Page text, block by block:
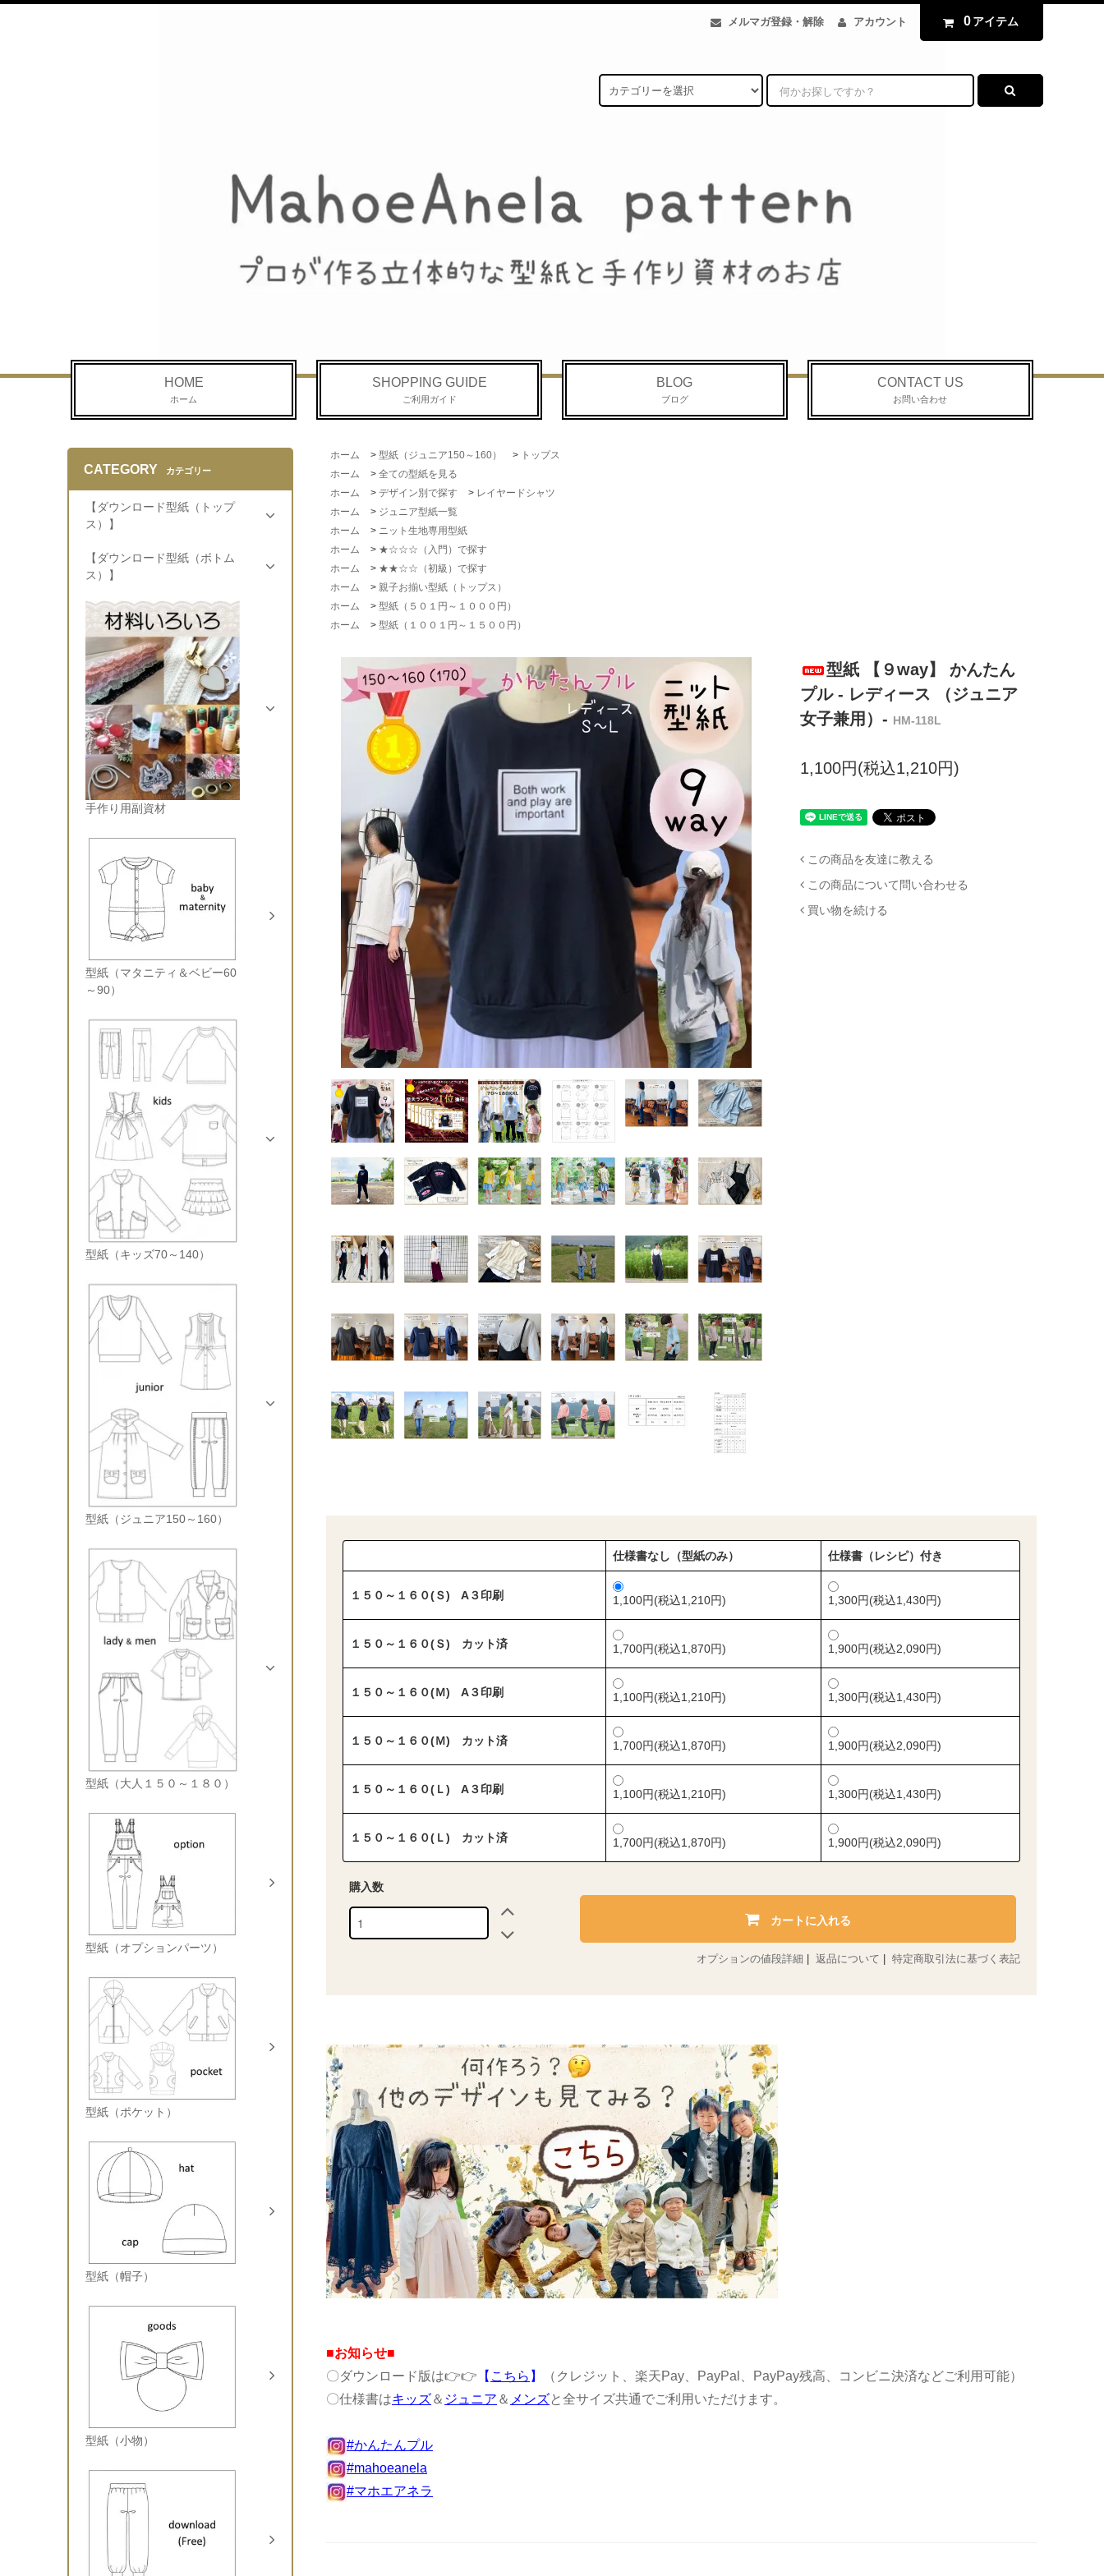
メルマガ登録・解除 アカウント 0 アイテム
HOME
ホーム
SHOPPING GUIDE
ご利用ガイド
BLOG
ブログ
CONTACT US
お問い合わせ
ホーム > 型紙（ジュニア150～160） > トップス
ホーム
> 全ての型紙を見る
ホーム
> デザイン別で探す > レイヤードシャツ
ホーム
> ジュニア型紙一覧
ホーム
> ニット生地専用型紙
ホーム
> ★☆☆☆（入門）で探す
ホーム
> ★★☆☆（初級）で探す
ホーム
> 親子お揃い型紙（トップス）
ホーム
> 型紙（５０１円～１０００円）
ホーム
> 型紙（１００１円～１５００円）
型紙 【９way】 かんたん
プル - レディース （ジュニア
女子兼用）- HM-118L
1,100円(税込1,210円)
この商品を友達に教える
この商品について問い合わせる
買い物を続ける
仕様書なし（型紙のみ） 仕様書（レシピ）付き
１５０～１６０(Ｓ) A３印刷 1,100円(税込1,210円) 1,300円(税込1,430円)
１５０～１６０(Ｓ) カット済 1,700円(税込1,870円) 1,900円(税込2,090円)
１５０～１６０(Ｍ) A３印刷 1,100円(税込1,210円) 1,300円(税込1,430円)
１５０～１６０(Ｍ) カット済 1,700円(税込1,870円) 1,900円(税込2,090円)
１５０～１６０(Ｌ) A３印刷 1,100円(税込1,210円) 1,300円(税込1,430円)
１５０～１６０(Ｌ) カット済 1,700円(税込1,870円) 1,900円(税込2,090円)
購入数
カートに入れる
オプションの値段詳細 返品について 特定商取引法に基づく表記
■お知らせ■
〇ダウンロード版は👉👉 【 こちら 】
（クレジット、楽天Pay、PayPal、PayPay残高、コンビニ決済などご利用可能）
〇仕様書はキッズ＆ ジュニア ＆ メンズと全サイズ共通でご利用いただけます。
#かんたんプル
#mahoeanela
#マホエアネラ
CATEGORY カテゴリー
【ダウンロード型紙（トップ
ス）】
【ダウンロード型紙（ボトム
ス）】
手作り用副資材
型紙（マタニティ＆ベビー60
～90）
型紙（キッズ70～140）
型紙（ジュニア150～160）
型紙（大人１５０～１８０）
型紙（オプションパーツ）
型紙（ポケット）
型紙（帽子）
型紙（小物）